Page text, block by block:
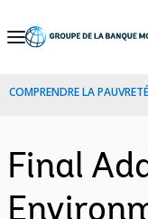
Skip
Navigation
COMPRENDRE LA PAUVRETÉ
Final